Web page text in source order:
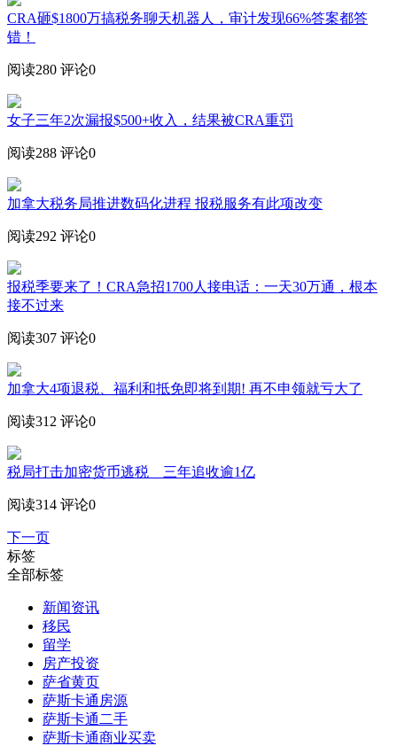
CRA砸$1800万搞税务聊天机器人，审计发现66%答案都答
错！
阅读280 评论0
女子三年2次漏报$500+收入，结果被CRA重罚
阅读288 评论0
加拿大税务局推进数码化进程 报税服务有此项改变
阅读292 评论0
报税季要来了！CRA急招1700人接电话：一天30万通，根本
接不过来
阅读307 评论0
加拿大4项退税、福利和抵免即将到期! 再不申领就亏大了
阅读312 评论0
税局打击加密货币逃税 三年追收逾1亿
阅读314 评论0
下一页
标签
全部标签
新闻资讯
移民
留学
房产投资
萨省黄页
萨斯卡通房源
萨斯卡通二手
萨斯卡通商业买卖